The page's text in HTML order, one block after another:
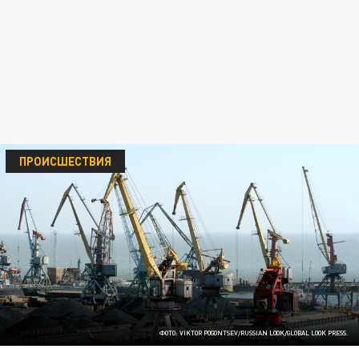
ФОТО: VIKTOR POGONTSEV/RUSSIAN LOOK/GLOBAL LOOK PRESS.
ПРОИСШЕСТВИЯ